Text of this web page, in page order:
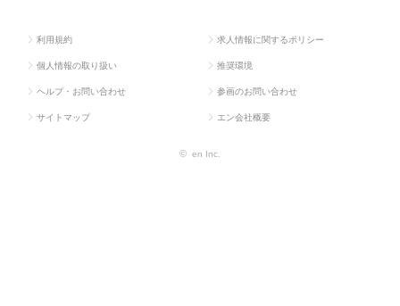
利用規約 求人情報に関するポリシー
個人情報の取り扱い 推奨環境
ヘルプ・お問い合わせ 参画のお問い合わせ
サイトマップ エン会社概要
© en Inc.